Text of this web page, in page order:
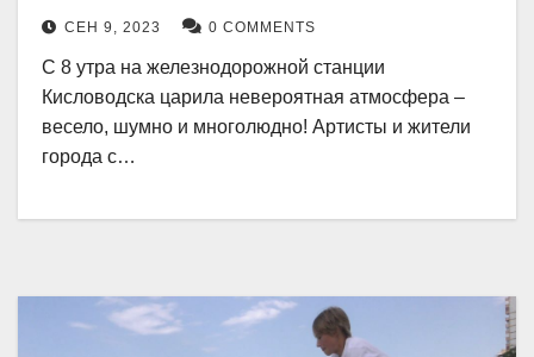
СЕН 9, 2023 0 COMMENTS
С 8 утра на железнодорожной станции
Кисловодска царила невероятная атмосфера –
весело, шумно и многолюдно! Артисты и жители
города с…